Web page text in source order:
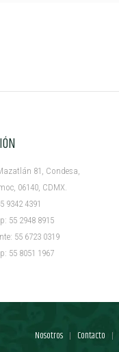
81, Condesa,
06140, CDMX.
9342 4391
2948 8915
55 6723 0319
8051 1967
Nosotros | Contacto |